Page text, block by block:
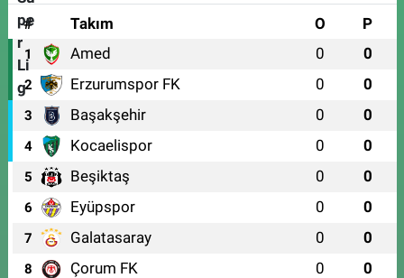
# Takım O P
1 Amed 0 0
2 Erzurumspor FK 0 0
3 Başakşehir 0 0
4 Kocaelispor 0 0
5 Beşiktaş 0 0
6 Eyüpspor 0 0
7 Galatasaray 0 0
8 Çorum FK 0 0